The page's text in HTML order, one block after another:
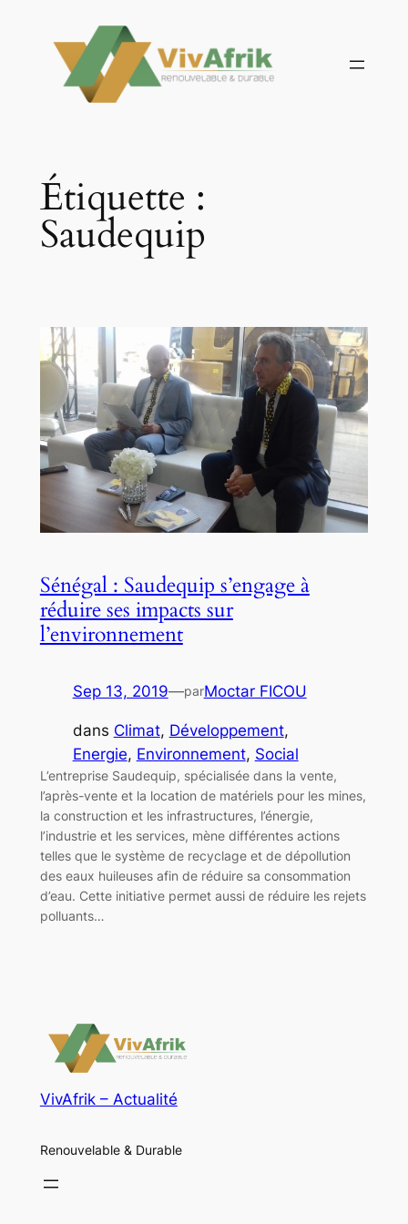
contenu
Étiquette :
Saudequip
Sénégal : Saudequip s’engage à
réduire ses impacts sur
l’environnement
Sep 13, 2019—parMoctar FICOU
dans Climat, Développement
Energie, Environnement, Social
L’entreprise Saudequip, spécialisée dans la vente,
l’après-vente et la location de matériels pour les mines,
la construction et les infrastructures, l’énergie,
l’industrie et les services, mène différentes actions
telles que le système de recyclage et de dépollution
des eaux huileuses afin de réduire sa consommation
d’eau. Cette initiative permet aussi de réduire les rejets
polluants…
VivAfrik – Actualité
Renouvelable & Durable